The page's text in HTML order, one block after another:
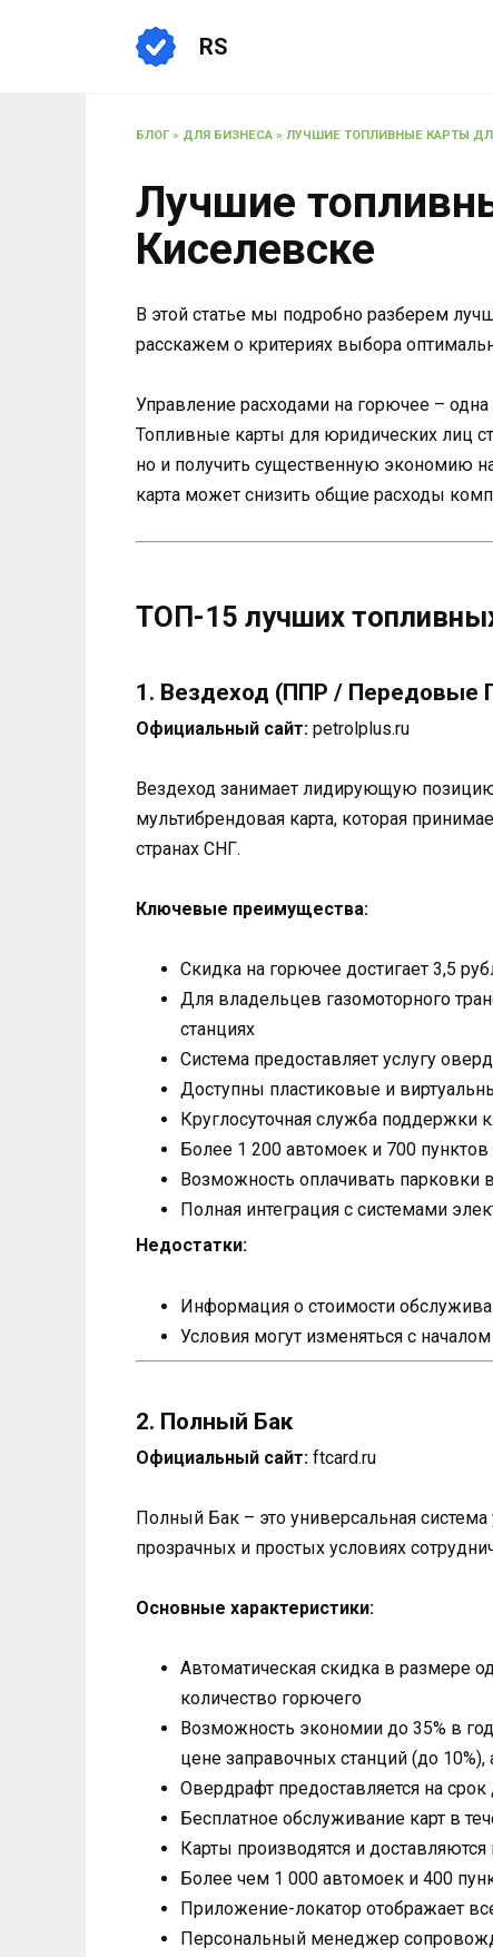
RS
БЛОГ» ДЛЯ БИЗНЕСА » ЛУЧШИЕ ТОПЛИВНЫЕ КАРТЫ
Лучшие
Киселевске
В этой статье мы подробно разберем
расскажем о критериях выбора
Управление расходами на горючее –
Топливные карты для юридических лиц
но и получить существенную экономию
карта может снизить общие расходы
ТОП-15 лучших
1. Вездеход (ППР / Передовые
Официальный сайт: petrolplus.ru
Вездеход занимает лидирующую
мультибрендовая карта, которая
странах СНГ.
Ключевые преимущества:
Скидка на горючее достигает 3,5
Для владельцев газомоторного
станциях
Система предоставляет услугу
Доступны пластиковые и
Круглосуточная служба поддержки
Более 1 200 автомоек и 700
Возможность оплачивать парковки
Полная интеграция с системами
Недостатки:
Информация о стоимости
Условия могут изменяться с
2. Полный Бак
Официальный сайт: ftcard.ru
Полный Бак – это универсальная
прозрачных и простых условиях
Основные характеристики:
Автоматическая скидка в размере
количество горючего
Возможность экономии до 35% в
цене заправочных станций (до
Овердрафт предоставляется на
Бесплатное обслуживание карт в
Карты производятся и
Более чем 1 000 автомоек и 400
Приложение-локатор отображает
Персональный менеджер